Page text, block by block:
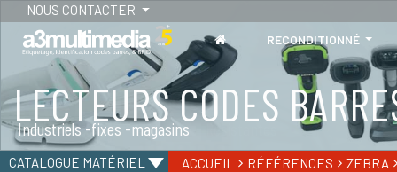
NOUS CONTACTER
RECONDITIONNÉ
LECTEURS CODES
Industriels -fixes -magasins
TABLETTES
Tablettes durcies - étanches - Résistantes
CATALOGUE MATÉRIEL
ACCUEIL RÉFÉRENCES ZEBRA